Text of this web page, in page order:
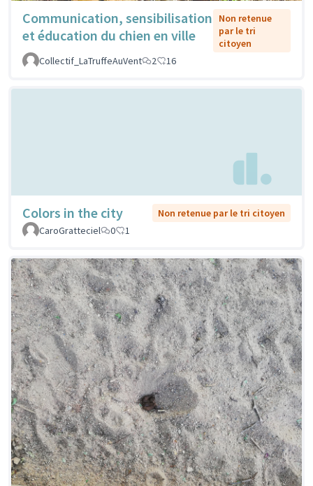
Communication, sensibilisation
et éducation du chien en ville
Non retenue
par le tri
citoyen
Collectif_LaTruffeAuVent
2 16
Colors in the city
Non retenue par le tri citoyen
CaroGratteciel
0 1